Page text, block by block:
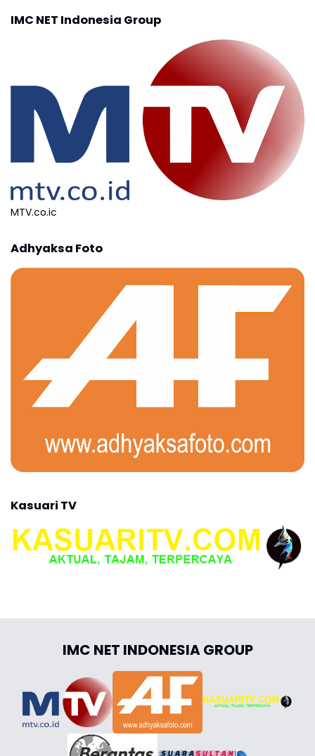
IMC NET Indonesia Group
MTV.co.ic
Adhyaksa Foto
Kasuari TV
IMC NET INDONESIA GROUP